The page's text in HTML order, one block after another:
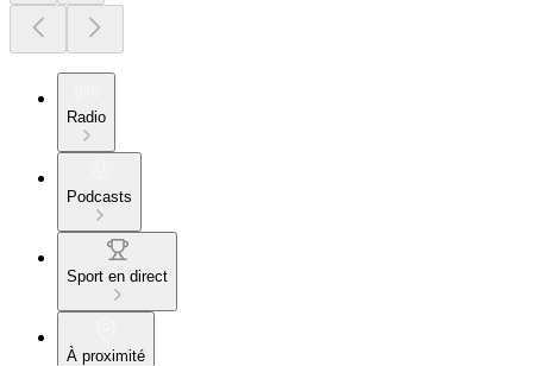
Radio
Podcasts
Sport en direct
À proximité